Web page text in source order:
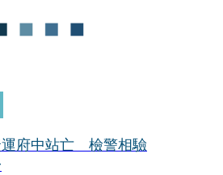
運府中站亡 檢警相驗